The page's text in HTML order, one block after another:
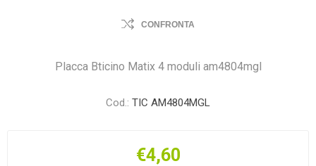
CONFRONTA
Placca Bticino Matix 4 moduli am4804mgl
Cod.: TIC AM4804MGL
€4,60